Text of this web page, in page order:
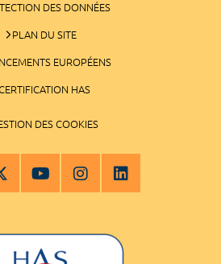
DES DONNÉES
PLAN DU SITE
EUROPÉENS
HAS
DES COOKIES